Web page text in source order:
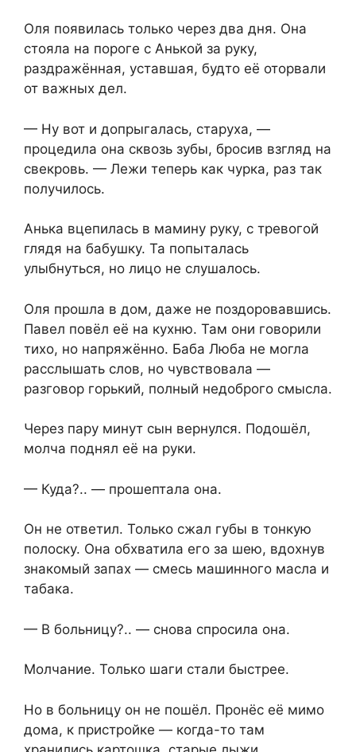
Оля появилась только через два дня. Она
стояла на пороге с Анькой за руку,
раздражённая, уставшая, будто её оторвали
от важных дел.
— Ну вот и допрыгалась, старуха, —
процедила она сквозь зубы, бросив взгляд на
свекровь. — Лежи теперь как чурка, раз так
получилось.
Анька вцепилась в мамину руку, с тревогой
глядя на бабушку. Та попыталась
улыбнуться, но лицо не слушалось.
Оля прошла в дом, даже не поздоровавшись.
Павел повёл её на кухню. Там они говорили
тихо, но напряжённо. Баба Люба не могла
расслышать слов, но чувствовала —
разговор горький, полный недоброго смысла.
Через пару минут сын вернулся. Подошёл,
молча поднял её на руки.
— Куда?.. — прошептала она.
Он не ответил. Только сжал губы в тонкую
полоску. Она обхватила его за шею, вдохнув
знакомый запах — смесь машинного масла и
табака.
— В больницу?.. — снова спросила она.
Молчание. Только шаги стали быстрее.
Но в больницу он не пошёл. Пронёс её мимо
дома, к пристройке — когда-то там